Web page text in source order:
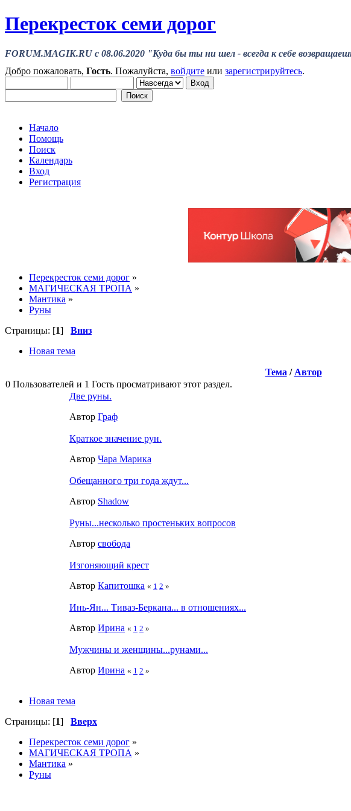
Перекресток семи дорог
FORUM.MAGIK.RU c 08.06.2020 "Куда бы ты ни шел - всегда к себе
Добро пожаловать, Гость. Пожалуйста, войдите или зарегистрируйтесь.
Начало
Помощь
Поиск
Календарь
Вход
Регистрация
Перекресток семи дорог »
МАГИЧЕСКАЯ ТРОПА »
Мантика »
Руны
Страницы: [1] Вниз
Новая тема
Тема / Автор
0 Пользователей и 1 Гость просматривают этот раздел.
Две руны.
Автор Граф
Краткое значение рун.
Автор Чара Марика
Обещанного три года ждут...
Автор Shadow
Руны...несколько простеньких вопросов
Автор свобода
Изгоняющий крест
Автор Капитошка « 1 2 »
Инь-Ян... Тиваз-Беркана... в отношениях...
Автор Ирина « 1 2 »
Мужчины и женщины...рунами...
Автор Ирина « 1 2 »
Новая тема
Страницы: [1] Вверх
Перекресток семи дорог »
МАГИЧЕСКАЯ ТРОПА »
Мантика »
Руны